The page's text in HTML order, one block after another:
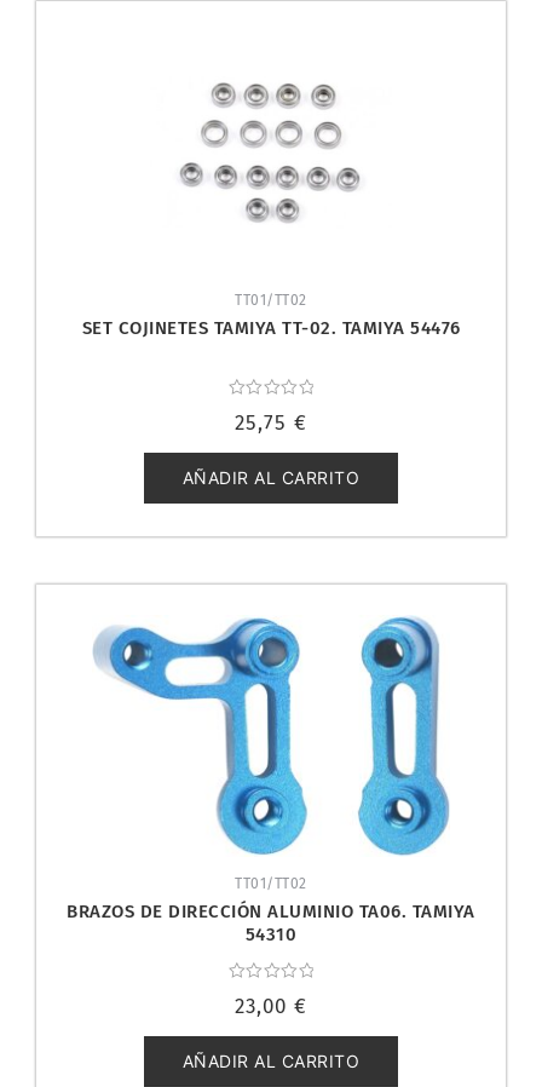
TT01/TT02
SET COJINETES TAMIYA TT-02. TAMIYA 54476
con
de
5
25,75 €
AÑADIR AL CARRITO
TT01/TT02
BRAZOS DE DIRECCIÓN ALUMINIO TA06. TAMIYA
54310
con
de
5
23,00 €
AÑADIR AL CARRITO